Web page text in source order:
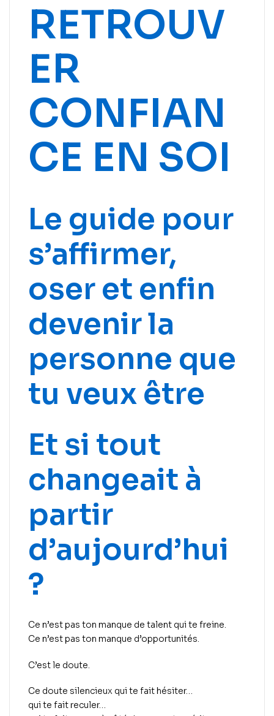
RETROUV
ER
CONFIAN
CE EN SOI
Le guide pour
s’affirmer,
oser et enfin
devenir la
personne que
tu veux être
Et si tout
changeait à
partir
d’aujourd’hui
?
Ce n’est pas ton manque de talent qui te freine.
Ce n’est pas ton manque d’opportunités.
C’est le doute.
Ce doute silencieux qui te fait hésiter…
qui te fait reculer…